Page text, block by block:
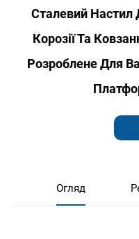
Сталевий Настил
Корозії Та
Розроблене Для
Огляд